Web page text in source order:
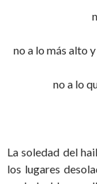
no a lo más alto
no a lo
La soledad del
los lugares